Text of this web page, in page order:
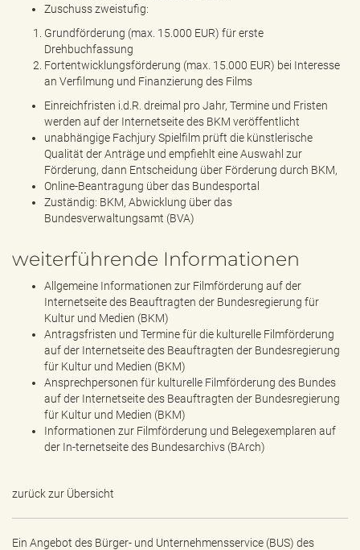
Zuschuss zweistufig:
Grundförderung (max. 15.000 EUR) für erste
Drehbuchfassung
Fortentwicklungsförderung (max. 15.000 EUR) bei Interesse
an Verfilmung und Finanzierung des Films
Einreichfristen i.d.R. dreimal pro Jahr, Termine und Fristen
werden auf der Internetseite des BKM veröffentlicht
unabhängige Fachjury Spielfilm prüft die künstlerische
Qualität der Anträge und empfiehlt eine Auswahl zur
Förderung, dann Entscheidung über Förderung durch BKM,
Online-Beantragung über das Bundesportal
Zuständig: BKM, Abwicklung über das
Bundesverwaltungsamt (BVA)
weiterführende Informationen
Allgemeine Informationen zur Filmförderung auf der
Internetseite des Beauftragten der Bundesregierung für
Kultur und Medien (BKM)
Antragsfristen und Termine für die kulturelle Filmförderung
auf der Internetseite des Beauftragten der Bundesregierung
für Kultur und Medien (BKM)
Ansprechpersonen für kulturelle Filmförderung des Bundes
auf der Internetseite des Beauftragten der Bundesregierung
für Kultur und Medien (BKM)
Informationen zur Filmförderung und Belegexemplaren auf
der In-ternetseite des Bundesarchivs (BArch)
zurück zur Übersicht
Ein Angebot des Bürger- und Unternehmensservice (BUS) des